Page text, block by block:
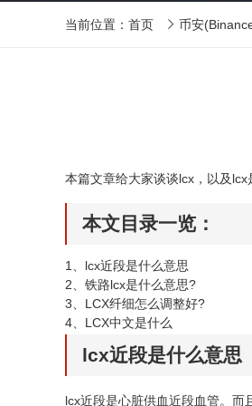
当前位置： 首页  币安
本篇文章给大家谈谈lcx，以及lcx
本文目录一览：
1、 lcx近段是什么意思
2、 铁路lcx是什么意思?
3、 LCX纤细怎么调整好?
4、 LCX中文是什么
lcx近段是什么意思
lcx近段是心脏供血近段血管。